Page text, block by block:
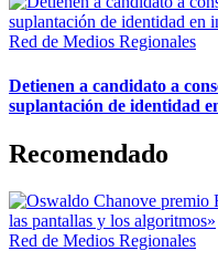
Red de Medios Regionales
Detienen a candidato a
suplantación de identidad
Recomendado
Red de Medios Regionales